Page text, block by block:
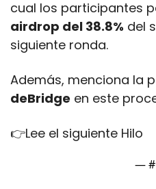
airdrop del 38.8% del
siguiente ronda.
deBridge en este
👉Lee el siguiente Hilo
— #